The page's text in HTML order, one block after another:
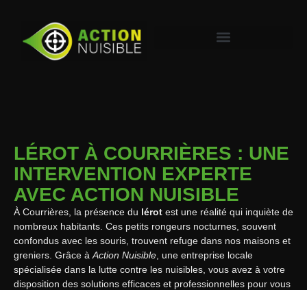
LÉROT À COURRIÈRES : UNE
INTERVENTION EXPERTE
AVEC ACTION NUISIBLE
À Courrières, la présence du lérot est une réalité qui inquiète de
nombreux habitants. Ces petits rongeurs nocturnes, souvent
confondus avec les souris, trouvent refuge dans nos maisons et
greniers. Grâce à Action Nuisible , une entreprise locale
spécialisée dans la lutte contre les nuisibles, vous avez à votre
disposition des solutions efficaces et professionnelles pour vous